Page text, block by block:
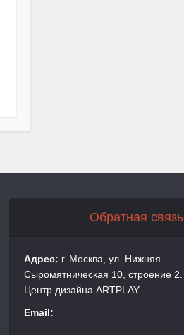
Обратная связь
Адрес: г. Москва, ул. Нижняя
Сыромятническая 10, строение 2.
Центр дизайна ARTPLAY
Email: